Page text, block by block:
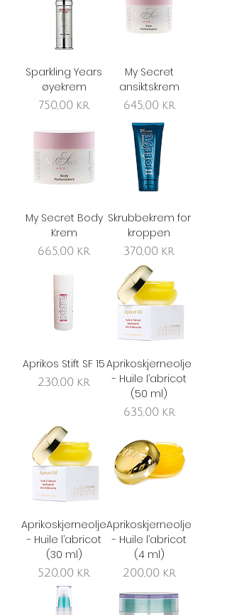
Sparkling Years
øyekrem
Pris
750,00 kr
My Secret
ansiktskrem
Pris
645,00 kr
My Secret Body
Krem
Pris
665,00 kr
Skrubbekrem for
kroppen
Pris
370,00 kr
Aprikos Stift SF 15
Pris
230,00 kr
Aprikoskjerneolje
- Huile l’abricot
(50 ml)
Pris
635,00 kr
Aprikoskjerneolje
- Huile l’abricot
(30 ml)
Pris
520,00 kr
Aprikoskjerneolje
- Huile l’abricot
(4 ml)
Pris
200,00 kr